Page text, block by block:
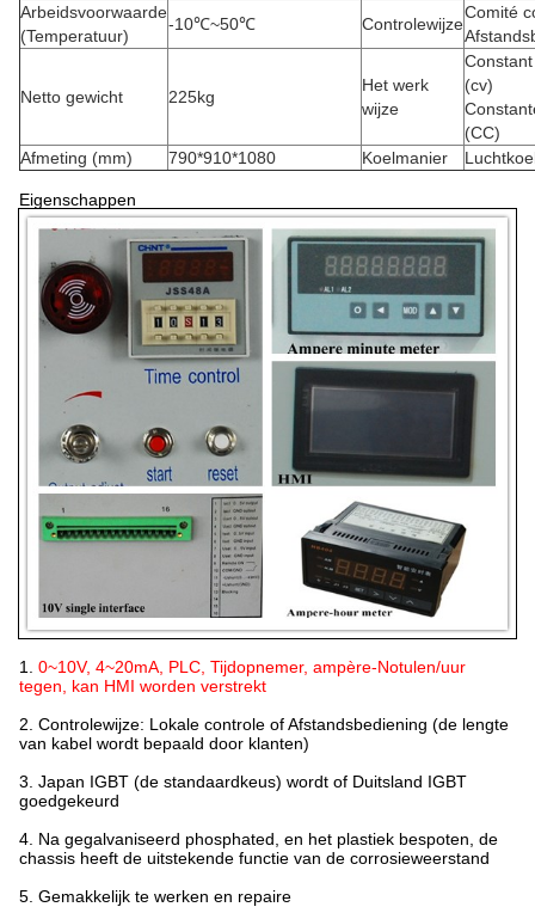
Arbeidsvoorwaarde
(Temperatuur)
-10℃~50℃ Controlewijze
Comité
Netto gewicht 225kg
Het werk
wijze
(cv)
(CC)
Afmeting (mm)
790*910*1080 Koelmanier
Eigenschappen
1. 0~10V, 4~20mA, PLC, Tijdopnemer, ampère-Notulen/uur
tegen, kan HMI worden verstrekt
2. Controlewijze: Lokale controle of Afstandsbediening (de lengte
van kabel wordt bepaald door klanten)
3. Japan IGBT (de standaardkeus) wordt of Duitsland IGBT
goedgekeurd
4. Na gegalvaniseerd phosphated, en het plastiek bespoten, de
chassis heeft de uitstekende functie van de corrosieweerstand
5. Gemakkelijk te werken en repaire